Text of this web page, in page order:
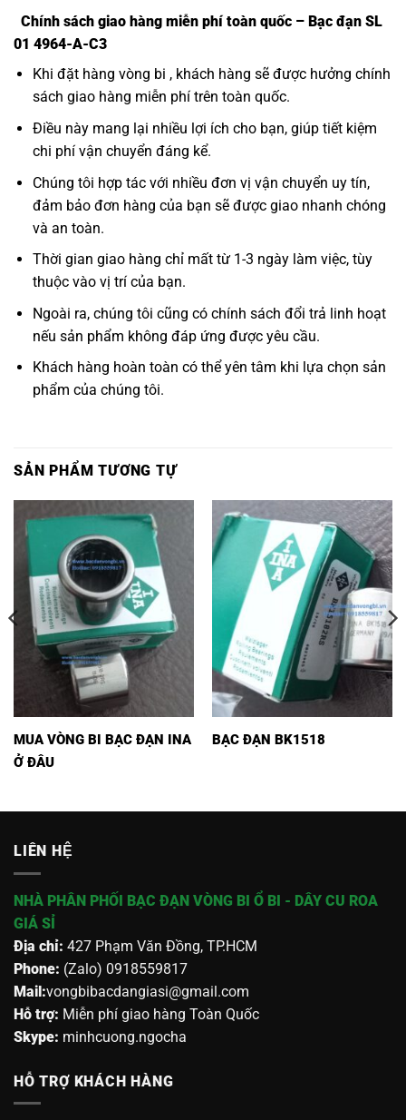
Chính sách giao hàng miễn phí toàn quốc – Bạc đạn SL
01 4964-A-C3
Khi đặt hàng vòng bi , khách hàng sẽ được hưởng chính
sách giao hàng miễn phí trên toàn quốc.
Điều này mang lại nhiều lợi ích cho bạn, giúp tiết kiệm
chi phí vận chuyển đáng kể.
Chúng tôi hợp tác với nhiều đơn vị vận chuyển uy tín,
đảm bảo đơn hàng của bạn sẽ được giao nhanh chóng
và an toàn.
Thời gian giao hàng chỉ mất từ 1-3 ngày làm việc, tùy
thuộc vào vị trí của bạn.
Ngoài ra, chúng tôi cũng có chính sách đổi trả linh hoạt
nếu sản phẩm không đáp ứng được yêu cầu.
Khách hàng hoàn toàn có thể yên tâm khi lựa chọn sản
phẩm của chúng tôi.
SẢN PHẨM TƯƠNG TỰ
MUA VÒNG BI BẠC ĐẠN INA
Ở ĐÂU
BẠC ĐẠN BK1518
LIÊN HỆ
NHÀ PHÂN PHỐI BẠC ĐẠN VÒNG BI Ổ BI - DÂY CU ROA
GIÁ SỈ
Địa chỉ: 427 Phạm Văn Đồng, TP.HCM
Phone: (Zalo) 0918559817
Mail:vongbibacdangiasi@gmail.com
Hỗ trợ: Miễn phí giao hàng Toàn Quốc
Skype: minhcuong.ngocha
HỖ TRỢ KHÁCH HÀNG